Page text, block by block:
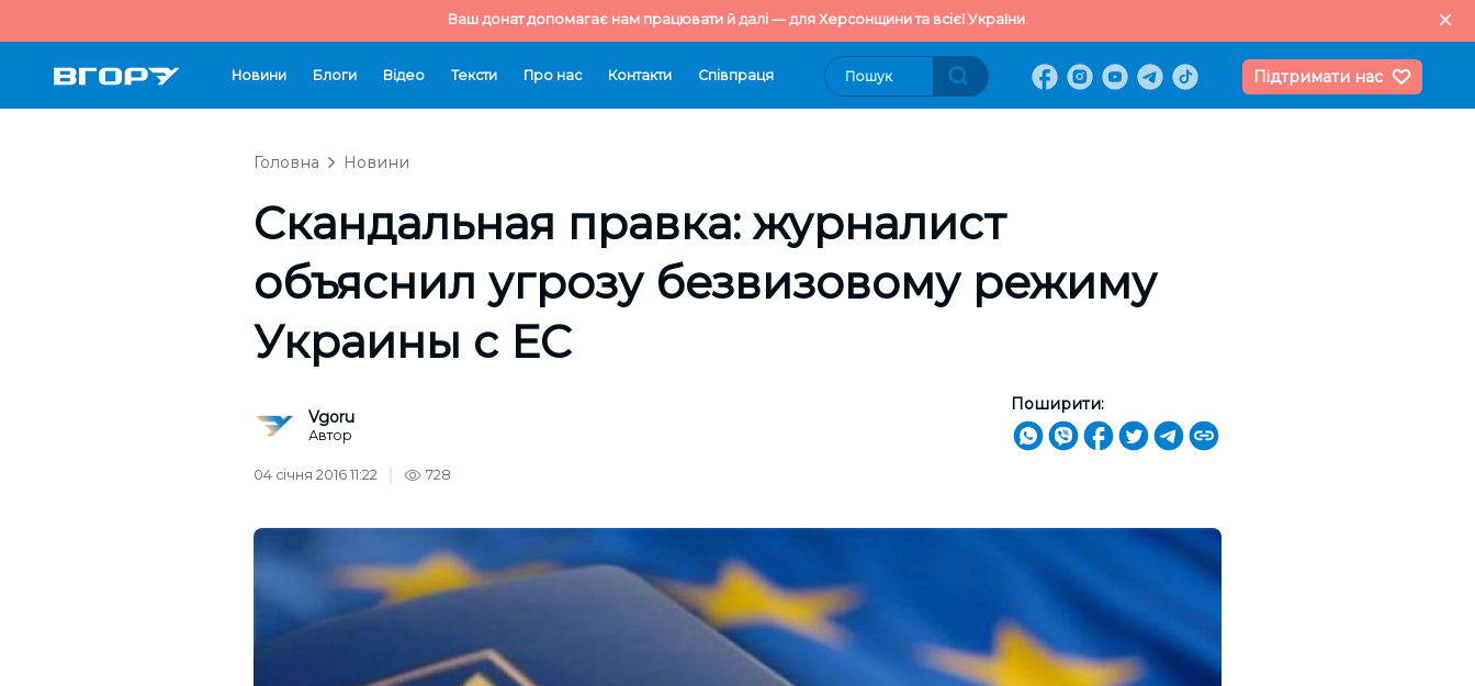
Ваш донат допомагає нам працювати й далі — для Херсонщини та всієї України.
Новини Блоги Відео Тексти Про нас Контакти Cпівпраця Підтримати нас
Головна Новини
Скандальная правка: журналист
объяснил угрозу безвизовому режиму
Украины с ЕС
Vgoru
Автор
Поширити:
04 січня 2016 11:22 728